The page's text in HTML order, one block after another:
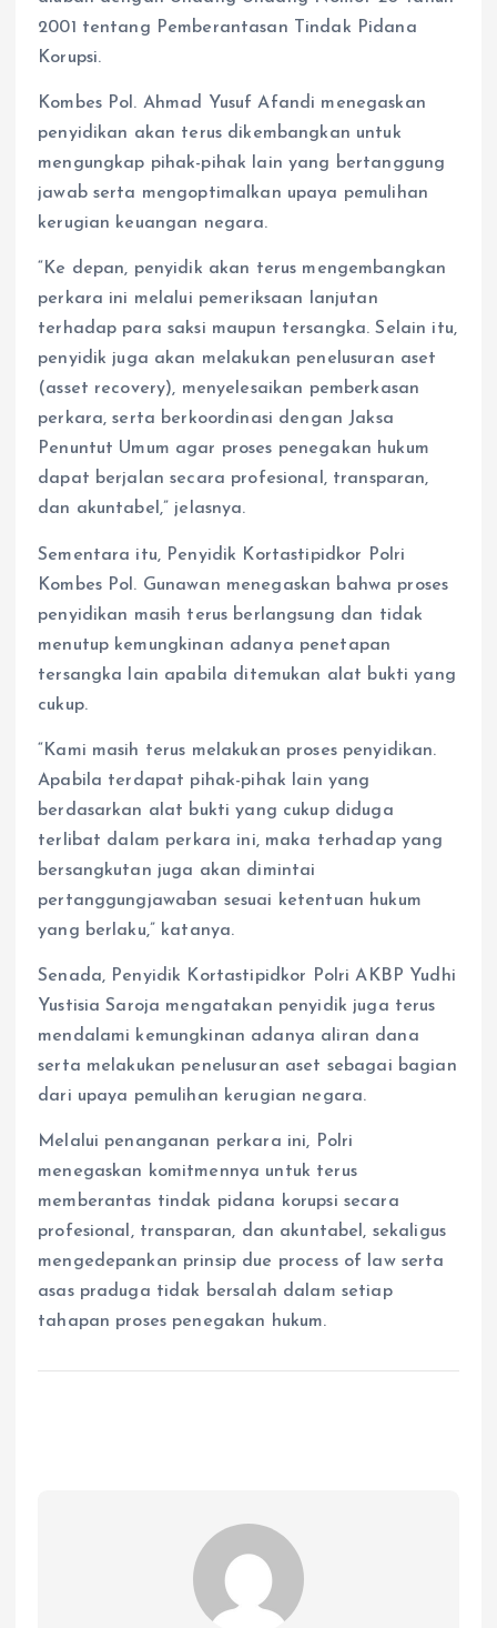
2001 tentang Pemberantasan Tindak Pidana
Korupsi.
Kombes Pol. Ahmad Yusuf Afandi menegaskan
penyidikan akan terus dikembangkan untuk
mengungkap pihak-pihak lain yang bertanggung
jawab serta mengoptimalkan upaya pemulihan
kerugian keuangan negara.
“Ke depan, penyidik akan terus mengembangkan
perkara ini melalui pemeriksaan lanjutan
terhadap para saksi maupun tersangka. Selain itu,
penyidik juga akan melakukan penelusuran aset
(asset recovery), menyelesaikan pemberkasan
perkara, serta berkoordinasi dengan Jaksa
Penuntut Umum agar proses penegakan hukum
dapat berjalan secara profesional, transparan,
dan akuntabel,” jelasnya.
Sementara itu, Penyidik Kortastipidkor Polri
Kombes Pol. Gunawan menegaskan bahwa proses
penyidikan masih terus berlangsung dan tidak
menutup kemungkinan adanya penetapan
tersangka lain apabila ditemukan alat bukti yang
cukup.
“Kami masih terus melakukan proses penyidikan.
Apabila terdapat pihak-pihak lain yang
berdasarkan alat bukti yang cukup diduga
terlibat dalam perkara ini, maka terhadap yang
bersangkutan juga akan dimintai
pertanggungjawaban sesuai ketentuan hukum
yang berlaku,” katanya.
Senada, Penyidik Kortastipidkor Polri AKBP Yudhi
Yustisia Saroja mengatakan penyidik juga terus
mendalami kemungkinan adanya aliran dana
serta melakukan penelusuran aset sebagai bagian
dari upaya pemulihan kerugian negara.
Melalui penanganan perkara ini, Polri
menegaskan komitmennya untuk terus
memberantas tindak pidana korupsi secara
profesional, transparan, dan akuntabel, sekaligus
mengedepankan prinsip due process of law serta
asas praduga tidak bersalah dalam setiap
tahapan proses penegakan hukum.